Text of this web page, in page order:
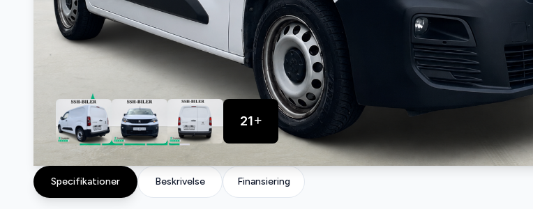
21
Specifikationer Beskrivelse Finansiering